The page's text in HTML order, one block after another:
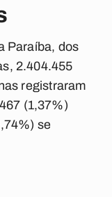
Paraíba, dos
2.404.455
registraram
(1,37%)
se